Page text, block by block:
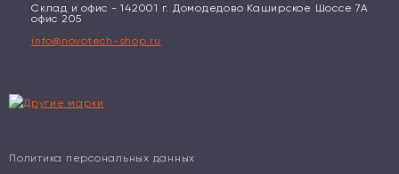
Склад и офис - 142001 г. Домодедово Каширское Шоссе 7А
офис 205
info@novotech-shop.ru
Политика персональных данных